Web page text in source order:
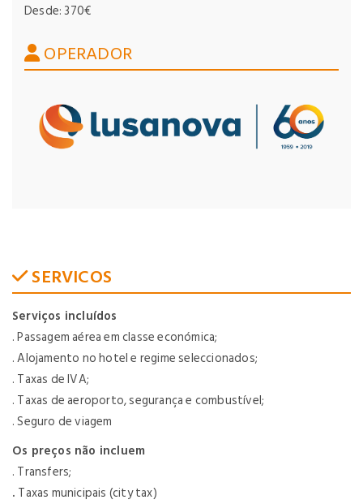
Desde: 370€
OPERADOR
SERVICOS
Serviços incluídos
. Passagem aérea em classe económica;
. Alojamento no hotel e regime seleccionados;
. Taxas de IVA;
. Taxas de aeroporto, segurança e combustível;
. Seguro de viagem
Os preços não incluem
. Transfers;
. Taxas municipais (city tax)